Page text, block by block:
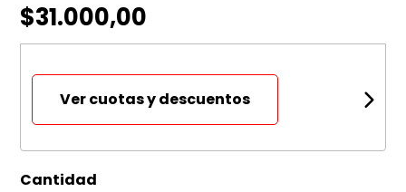
$31.000,00
Ver cuotas y descuentos
Cantidad